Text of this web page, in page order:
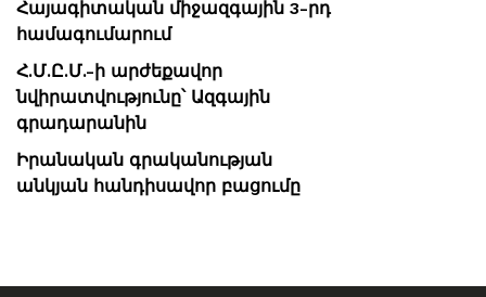
Հայագիտական միջազգային 3-րդ
համագումարում
Հ.Մ.Ը.Մ.-ի արժեքավոր
նվիրատվությունը՝ Ազգային
գրադարանին
Իրանական գրականության
անկյան հանդիսավոր բացումը